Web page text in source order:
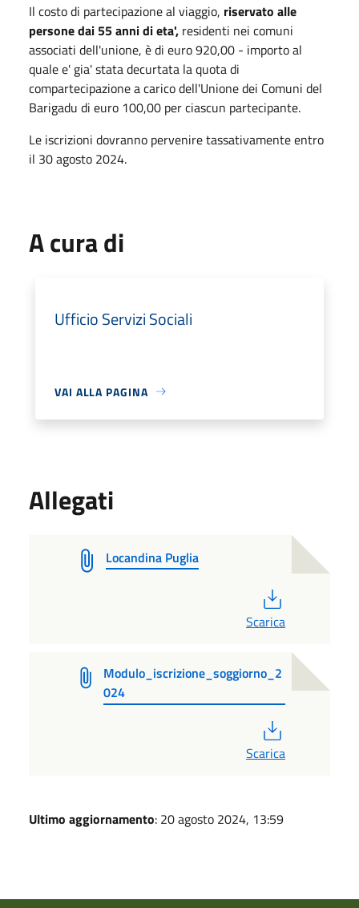
Il costo di partecipazione al viaggio, riservato alle
persone dai 55 anni di eta', residenti nei comuni
associati dell'unione, è di euro 920,00 - importo al
quale e' gia' stata decurtata la quota di
compartecipazione a carico dell'Unione dei Comuni del
Barigadu di euro 100,00 per ciascun partecipante.
Le iscrizioni dovranno pervenire tassativamente entro
il 30 agosto 2024.
A cura di
Ufficio Servizi Sociali
VAI ALLA PAGINA
Allegati
Locandina Puglia
Scarica
Modulo_iscrizione_soggiorno_2
024
Scarica
Ultimo aggiornamento: 20 agosto 2024, 13:59